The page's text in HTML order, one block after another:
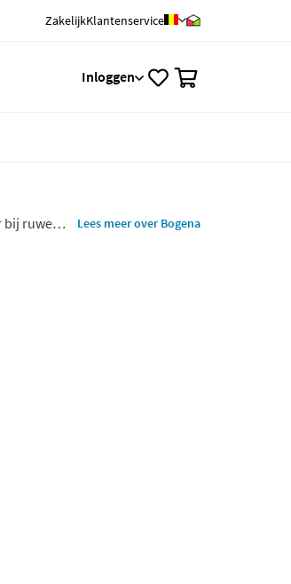
ZakelijkKlantenservice
Inloggen
bij ruwe
Lees meer over Bogena